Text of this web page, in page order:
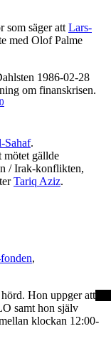
som säger att Lars-
med Olof Palme
1986-02-28
om finanskrisen.
Sahaf.
mötet gällde
/ Irak-konflikten,
Tariq Aziz.
,
Hon uppger att
samt hon själv
klockan 12:00-